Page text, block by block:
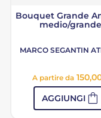
Bouquet Grande
medio/grande
MARCO SEGANTIN
A partire da
AGGIUNGIshopping_bag